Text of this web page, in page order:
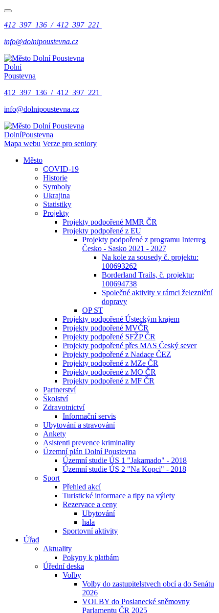
412 397 136 / 412 397 221
info@dolnipoustevna.cz
Dolní
Poustevna
412 397 136 / 412 397 221
info@dolnipoustevna.cz
DolníPoustevna
Mapa webu Verze pro seniory
Město
COVID-19
Historie
Symboly
Ukrajina
Statistiky
Projekty
Projekty podpořené MMR ČR
Projekty podpořené z EU
Projekty podpořené z programu Interreg
Česko - Sasko 2021 - 2027
Na kole za sousedy č. projektu:
100693262
Borderland Trails, č. projektu:
100694738
Společné aktivity v rámci železniční
dopravy
OP ST
Projekty podpořené Ústeckým krajem
Projekty podpořené MVČR
Projekty podpořené SFŽP ČR
Projekty podpořené přes MAS Český sever
Projekty podpořené z Nadace ČEZ
Projekty podpořené z MZe ČR
Projekty podpořené z MO ČR
Projekty podpořené z MF ČR
Partnerství
Školství
Zdravotnictví
Informační servis
Ubytování a stravování
Ankety
Asistenti prevence kriminality
Územní plán Dolní Poustevna
Územní studie ÚS 1 "Jakamado" - 2018
Územní studie ÚS 2 "Na Kopci" - 2018
Sport
Přehled akcí
Turistické informace a tipy na výlety
Rezervace a ceny
Ubytování
hala
Sportovní aktivity
Úřad
Aktuality
Pokyny k platbám
Úřední deska
Volby
Volby do zastupitelstvech obcí a do Senátu
2026
VOLBY do Poslanecké sněmovny
Parlamentu ČR 2025